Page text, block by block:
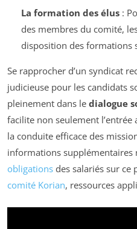
La formation des élus:
des membres du comité,
disposition des formations
Se rapprocher d’un syndicat
judicieuse pour les candidats
pleinement dans le dialogue
facilite non seulement
la conduite efficace des
informations supplémentaires
obligations des salariés sur ce
comité Korian, ressources